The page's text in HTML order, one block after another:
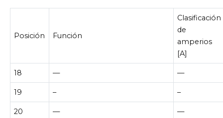
Posición Función
Clasificación
de
amperios
[A]
18 — —
19 – –
20 — —